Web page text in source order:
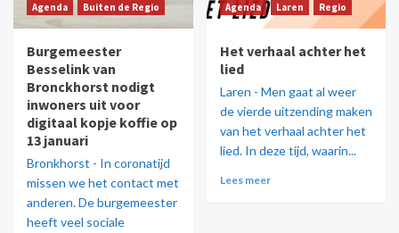
Agenda Buiten de Regio
Burgemeester
Besselink van
Bronckhorst nodigt
inwoners uit voor
digitaal kopje koffie op
13 januari
Bronkhorst - In coronatijd
missen we het contact met
anderen. De burgemeester
heeft veel sociale
Agenda Laren Regio
Het verhaal achter het
lied
Laren - Men gaat al weer
de vierde uitzending maken
van het verhaal achter het
lied. In deze tijd, waarin...
Lees meer